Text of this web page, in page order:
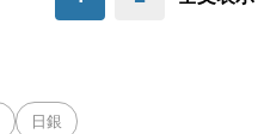
日銀